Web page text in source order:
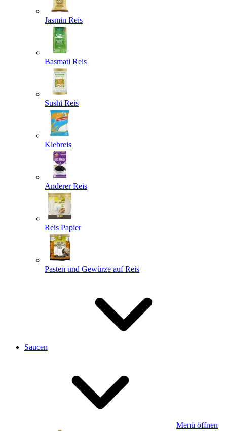
Jasmin Reis
Basmati Reis
Sushi Reis
Klebreis
Anderer Reis
Reis Papier
Pasten und Gewürze auf Reis
Saucen
Menü öffnen